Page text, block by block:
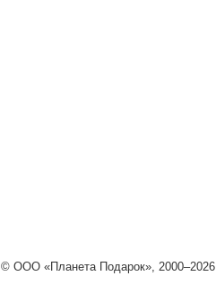
© ООО «Планета Подарок», 2000–2026